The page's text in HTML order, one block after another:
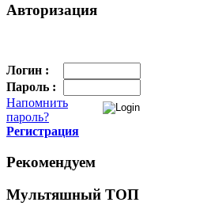
Авторизация
Логин :
Пароль :
Напомнить
пароль?
Регистрация
Рекомендуем
Мультяшный ТОП